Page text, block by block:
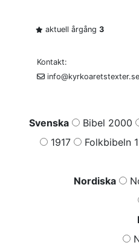
aktuell årgång 3
Kontakt:
info@kyrkoaretstexter.se
Svenska Bibel 2000
1917
Folkbibeln
Nordiska